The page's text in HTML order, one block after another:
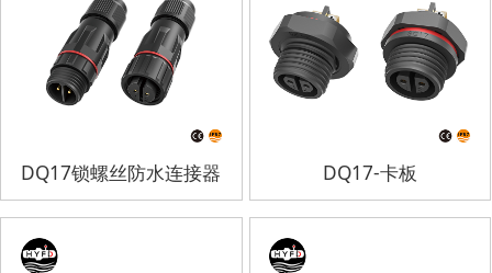
DQ17锁螺丝防水连接器 DQ17-卡板